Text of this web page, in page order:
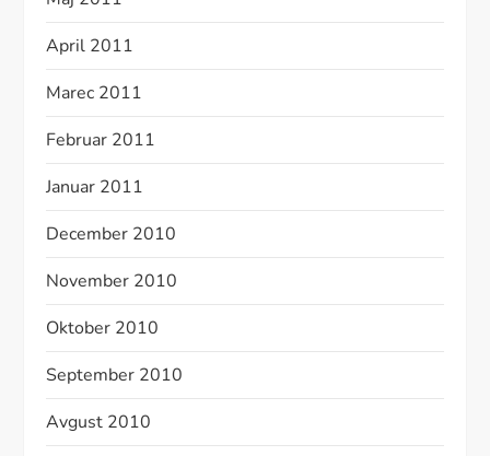
April 2011
Marec 2011
Februar 2011
Januar 2011
December 2010
November 2010
Oktober 2010
September 2010
Avgust 2010